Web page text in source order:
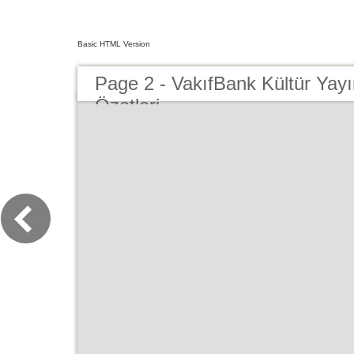
Basic HTML Version
Page 2 - VakıfBank Kültür
Özetleri